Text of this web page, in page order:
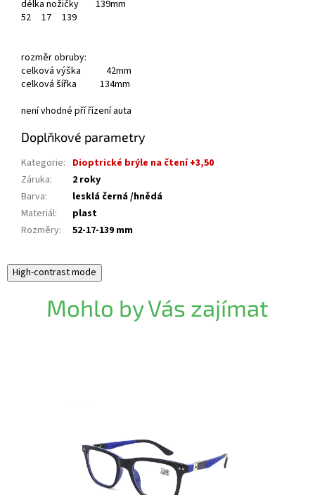
délka nožičky 139mm
52
17 139
rozměr obruby:
celková výška 42mm
celková šířka 134mm
není vhodné pří řízení auta
Doplňkové parametry
Kategorie: Dioptrické brýle na čtení +3,50
Záruka:
2 roky
Barva:
lesklá černá /hnědá
Materiál:
plast
Rozměry: 52-17-139 mm
High-contrast mode
Mohlo by Vás zajímat